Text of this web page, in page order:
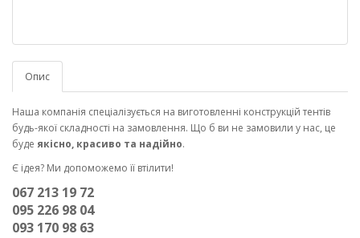
Опис
Наша компанія спеціалізується на виготовленні конструкцій тентів
будь-якої складності на замовлення. Що б ви не замовили у нас, це
буде якісно, красиво та надійно.
Є ідея? Ми допоможемо її втілити!
067 213 19 72
095 226 98 04
093 170 98 63